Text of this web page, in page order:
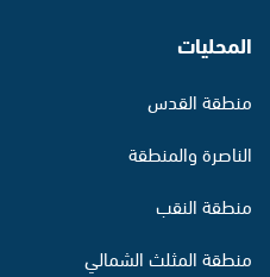
المحليات
منطقة القدس
الناصرة والمنطقة
منطقة النقب
منطقة المثلث الشمالي